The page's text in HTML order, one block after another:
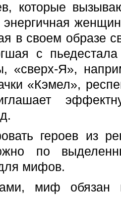
которые
энергичная
в своем образе
с
«сверх-Я»,
«Кэмел»,
героев из
по
мифов.
миф обязан